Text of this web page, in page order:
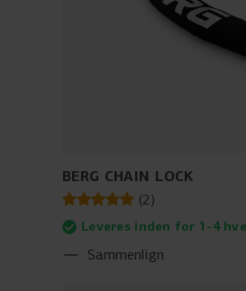
BERG CHAIN LOCK
(2)
Leveres inden for 1-4
Sammenlign